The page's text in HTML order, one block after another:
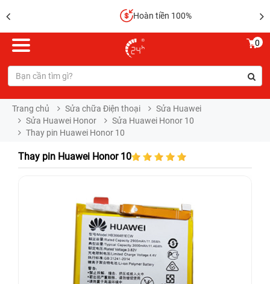
Hoàn tiền 100%
0
Trang chủ Sửa chữa Điện thoại
Sửa Huawei
Sửa Huawei Honor
Sửa Huawei Honor 10
Thay pin Huawei Honor 10
Thay pin Huawei Honor 10